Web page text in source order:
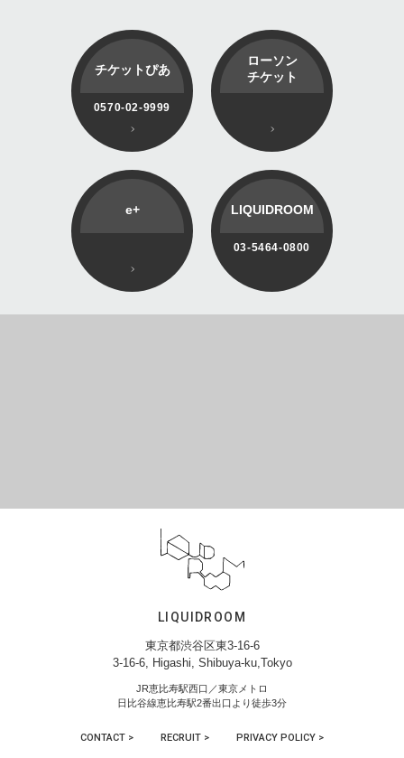
チケットぴあ
0570-02-9999
ローソン
チケット
e+ LIQUIDROOM
03-5464-0800
LIQUIDROOM
東京都渋谷区東3-16-6
3-16-6, Higashi, Shibuya-ku,Tokyo
JR恵比寿駅西口／東京メトロ
日比谷線恵比寿駅2番出口より徒歩3分
CONTACT > RECRUIT > PRIVACY POLICY >